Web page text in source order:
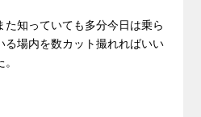
知っていても多分今日は乗ら
場内を数カット撮れればいい